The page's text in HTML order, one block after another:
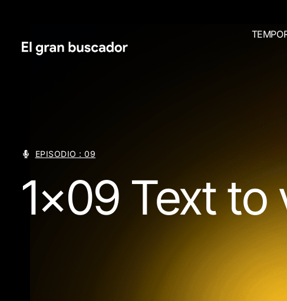
EPISODIO : 09
1×09 Text to